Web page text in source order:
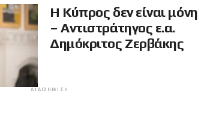
Η Κύπρος δεν είναι μόνη
– Αντιστράτηγος ε.α.
Δημόκριτος Ζερβάκης
ΔΙΑΦΉΜΙΣΗ